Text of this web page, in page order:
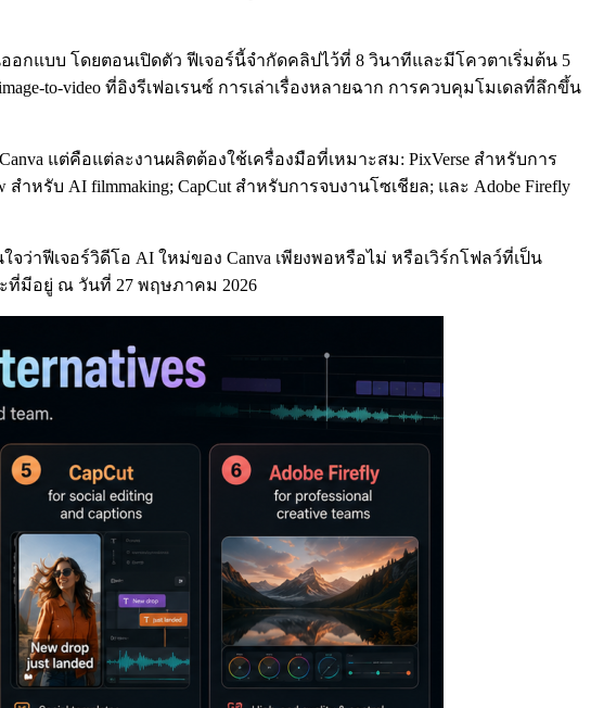
อกแบบ โดยตอนเปิดตัว ฟีเจอร์นี้จำกัดคลิปไว้ที่ 8 วินาทีและมีโควตาเริ่มต้น 5
to-video ที่อิงรีเฟอเรนซ์ การเล่าเรื่องหลายฉาก การควบคุมโมเดลที่ลึกขึ้น
แต่คือแต่ละงานผลิตต้องใช้เครื่องมือที่เหมาะสม: PixVerse สำหรับการ
ำหรับ AI filmmaking; CapCut สำหรับการจบงานโซเชียล; และ Adobe Firefly
าฟีเจอร์วิดีโอ AI ใหม่ของ Canva เพียงพอหรือไม่ หรือเวิร์กโฟลว์ที่เป็น
ที่มีอยู่ ณ วันที่ 27 พฤษภาคม 2026